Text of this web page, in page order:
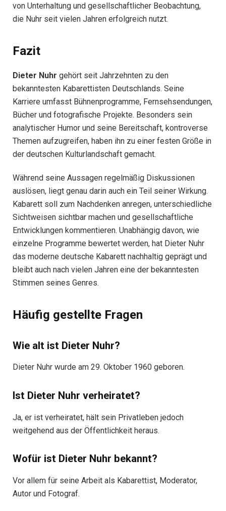
von Unterhaltung und gesellschaftlicher Beobachtung,
die Nuhr seit vielen Jahren erfolgreich nutzt.
Fazit
Dieter Nuhr gehört seit Jahrzehnten zu den
bekanntesten Kabarettisten Deutschlands. Seine
Karriere umfasst Bühnenprogramme, Fernsehsendungen,
Bücher und fotografische Projekte. Besonders sein
analytischer Humor und seine Bereitschaft, kontroverse
Themen aufzugreifen, haben ihn zu einer festen Größe in
der deutschen Kulturlandschaft gemacht.
Während seine Aussagen regelmäßig Diskussionen
auslösen, liegt genau darin auch ein Teil seiner Wirkung.
Kabarett soll zum Nachdenken anregen, unterschiedliche
Sichtweisen sichtbar machen und gesellschaftliche
Entwicklungen kommentieren. Unabhängig davon, wie
einzelne Programme bewertet werden, hat Dieter Nuhr
das moderne deutsche Kabarett nachhaltig geprägt und
bleibt auch nach vielen Jahren eine der bekanntesten
Stimmen seines Genres.
Häufig gestellte Fragen
Wie alt ist Dieter Nuhr?
Dieter Nuhr wurde am 29. Oktober 1960 geboren.
Ist Dieter Nuhr verheiratet?
Ja, er ist verheiratet, hält sein Privatleben jedoch
weitgehend aus der Öffentlichkeit heraus.
Wofür ist Dieter Nuhr bekannt?
Vor allem für seine Arbeit als Kabarettist, Moderator,
Autor und Fotograf.